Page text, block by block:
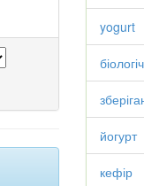
yogurt
йогурт
кефір